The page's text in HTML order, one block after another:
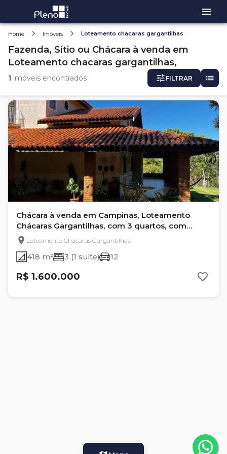
Home Imóveis Loteamento chacaras gargantilhas
Fazenda, Sítio ou Chácara à venda em
Loteamento chacaras gargantilhas,
1 imóveis encontrados FILTRAR
Chácara à venda em Campinas, Loteamento
Chácaras Gargantilhas, com 3 quartos, com
20000 m²
Loteamento Chácaras Gargantilhas
418 m² 3 (1 suíte) 12
R$ 1.600.000